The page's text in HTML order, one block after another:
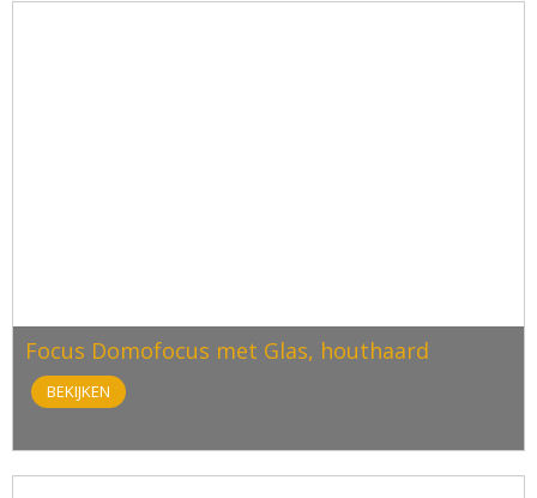
Focus Domofocus met Glas, houthaard
BEKIJKEN